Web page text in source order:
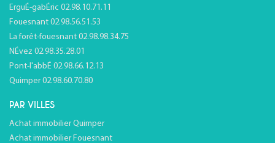
ErguÉ-gabÉric 02.98.10.71.11
Fouesnant 02.98.56.51.53
La forêt-fouesnant 02.98.98.34.75
NÉvez 02.98.35.28.01
Pont-l'abbÉ 02.98.66.12.13
Quimper 02.98.60.70.80
PAR VILLES
Achat immobilier Quimper
Achat immobilier Fouesnant